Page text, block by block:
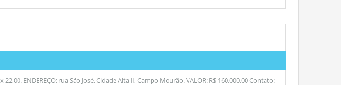
ENDEREÇO: rua São José, Cidade Alta II, Campo Mourão. VALOR: R$ 160.000,00 Contato: